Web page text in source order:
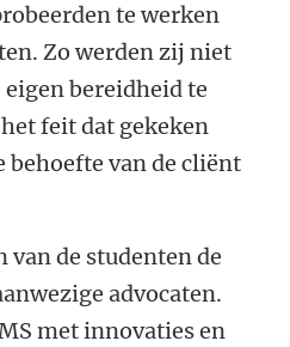
te werken
Zo werden zij niet
bereidheid te
feit dat gekeken
behoefte van de cliënt
van de studenten de
advocaten.
met innovaties en